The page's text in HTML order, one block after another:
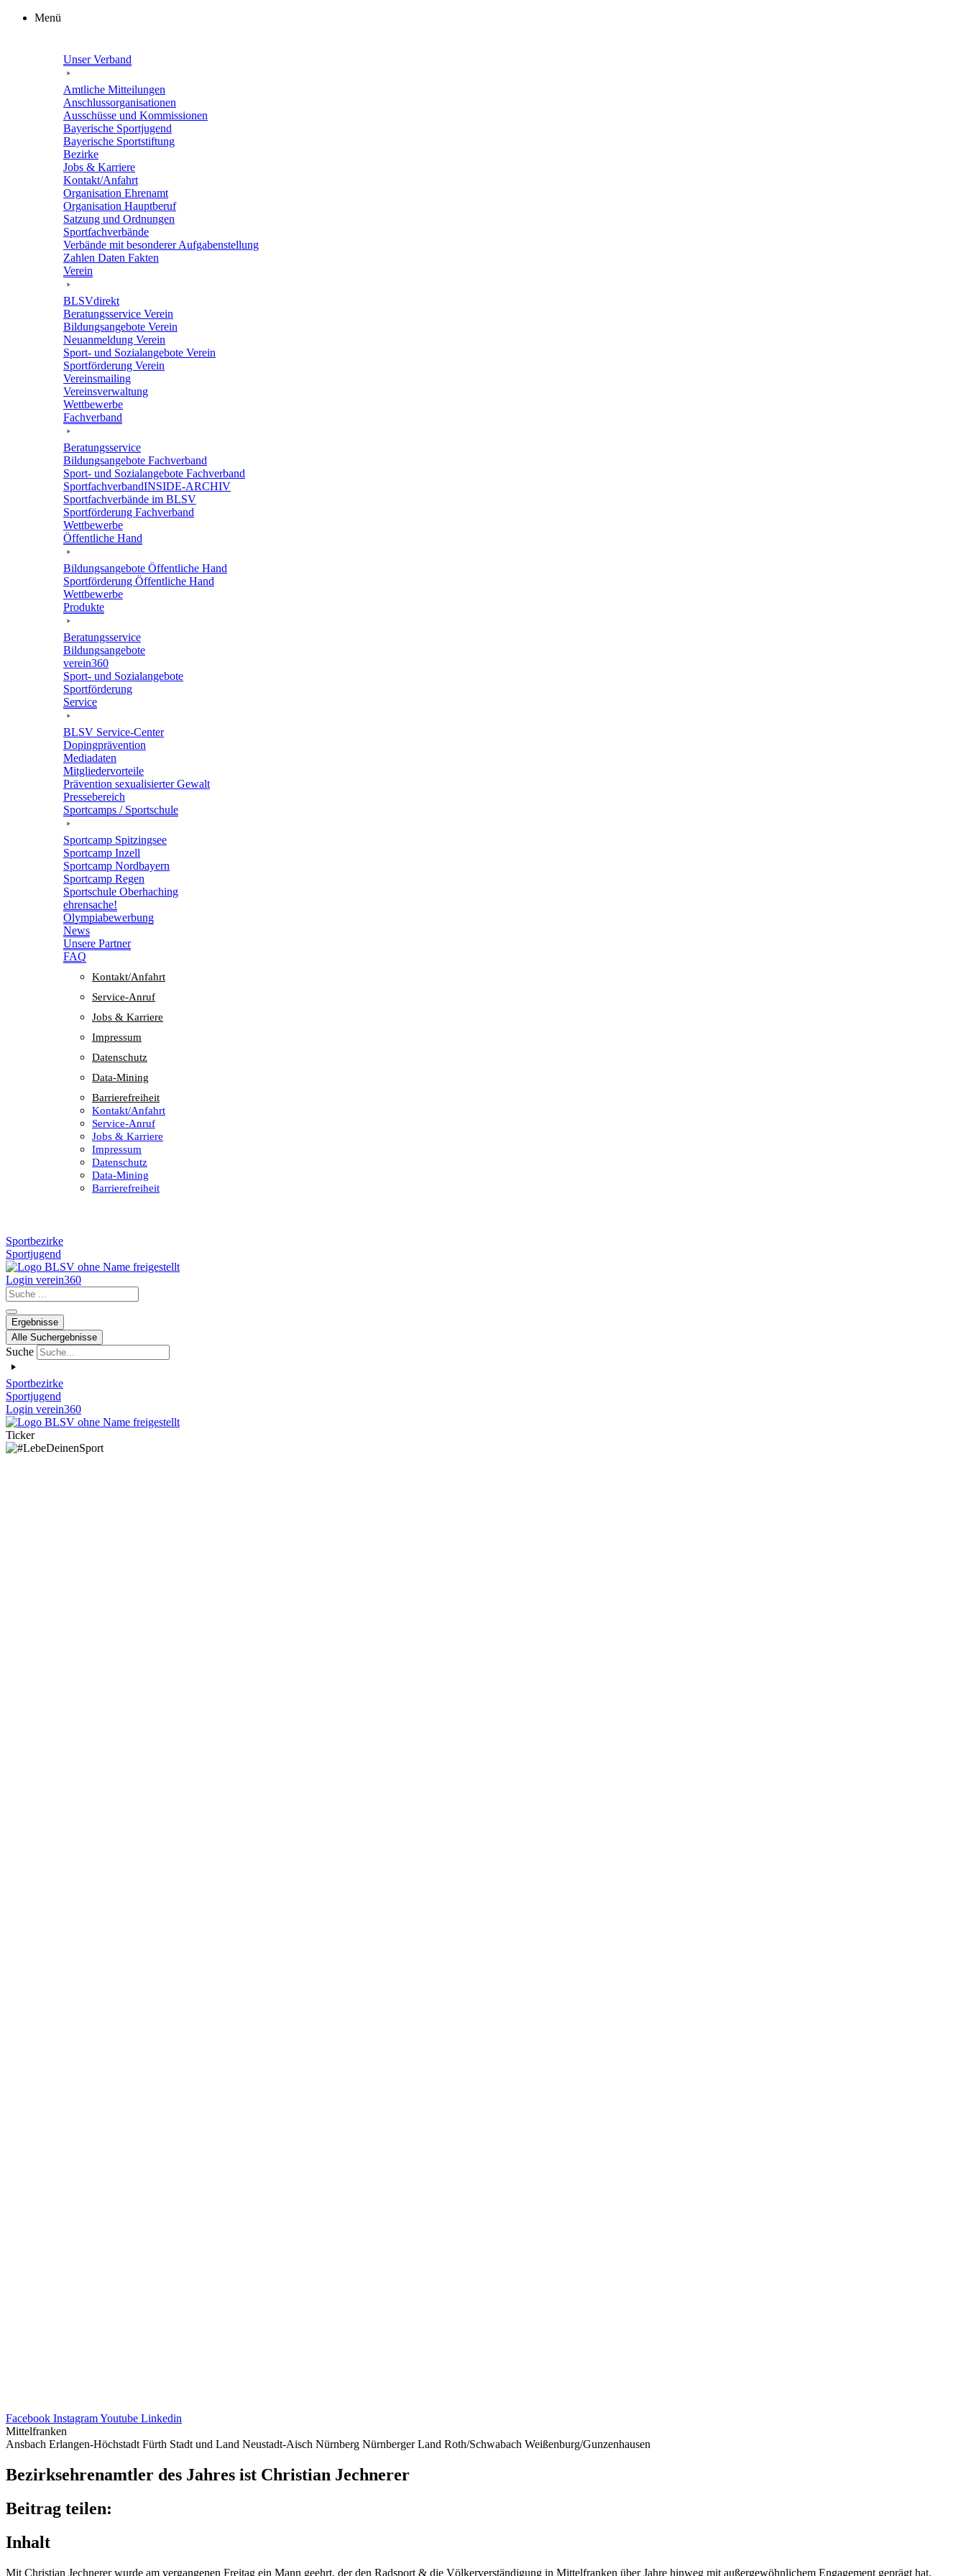
Zum
Menü
Unser Verband
Amtli­che Mitteilungen
Anschluss­or­ga­ni­sa­tio­nen
Ausschüsse und Kommissionen
Baye­ri­sche Sportjugend
Baye­ri­sche Sportstiftung
Bezirke
Jobs & Karriere
Kontakt/​​Anfahrt
Orga­ni­sa­tion Ehrenamt
Orga­ni­sa­tion Hauptberuf
Satzung und Ordnungen
Sport­fach­ver­bände
Verbände mit beson­de­rer Aufgabenstellung
Zahlen Daten Fakten
Verein
BLSVdi­rekt
Bera­tungs­ser­vice Verein
Bildungs­an­ge­bote Verein
Neuan­mel­dung Verein
Sport- und Sozi­al­an­ge­bote Verein
Sport­för­de­rung Verein
Vereins­mai­ling
Vereins­ver­wal­tung
Wett­be­werbe
Fach­ver­band
Bera­tungs­ser­vice
Bildungs­an­ge­bote Fachverband
Sport- und Sozi­al­an­ge­bote Fachverband
Sport­fach­ver­ban­d­IN­SIDE-ARCHIV
Sport­fach­ver­bände im BLSV
Sport­för­de­rung Fachverband
Wett­be­werbe
Öffent­li­che Hand
Bildungs­an­ge­bote Öffent­li­che Hand
Sport­för­de­rung Öffent­li­che Hand
Wett­be­werbe
Produkte
Bera­tungs­ser­vice
Bildungs­an­ge­bote
verein360
Sport- und Sozialangebote
Sport­för­de­rung
Service
BLSV Service-Center
Doping­prä­ven­tion
Media­da­ten
Mitglie­der­vor­teile
Präven­tion sexua­li­sier­ter Gewalt
Pres­se­be­reich
Sport­camps / Sportschule
Sport­camp Spitzingsee
Sport­camp Inzell
Sport­camp Nordbayern
Sport­camp Regen
Sport­schule Oberhaching
ehren­sa­che!
Olym­pia­be­wer­bung
News
Unsere Part­ner
FAQ
Kontakt/​​Anfahrt
Service-Anruf
Jobs & Karriere
Impres­sum
Daten­schutz
Data-Mining
Barrie­re­frei­heit
Kontakt/​​Anfahrt
Service-Anruf
Jobs & Karriere
Impres­sum
Daten­schutz
Data-Mining
Barrie­re­frei­heit
Sportbezirke
Sportjugend
Login verein360
Search
...
Ergebnisse
Alle Suchergebnisse
Suche
Sportbezirke
Sportjugend
Login verein360
Ticker
Facebook InstagramYoutube Linkedin
Mittelfranken
Ansbach Erlangen-Höchstadt Fürth Stadt und Land Neustadt-Aisch Nürnberg Nürnberger Land Roth/Schwabach Weißenburg/Gunzenhausen
Bezirks­eh­ren­amt­ler des Jahres ist Chris­tian Jechnerer
Beitrag teilen:
Inhalt
Mit Chris­tian Jech­ne­rer wurde am vergan­ge­nen Frei­tag ein Mann geehrt, der den Radsport & die Völker­ver­stän­di­gung in Mittel­fran­ken über Jahre hinweg mit außer­ge­wöhn­li­chem Enga­ge­ment geprägt hat.